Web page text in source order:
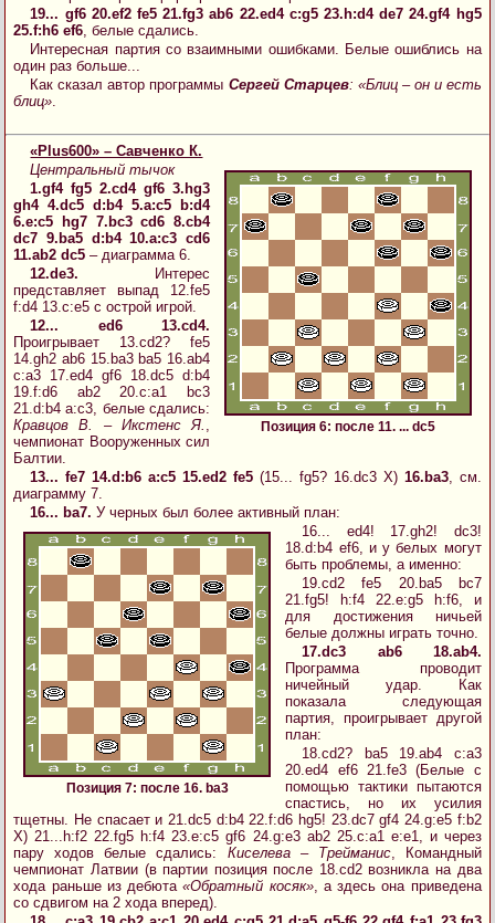
19... gf6 20.ef2 fe5 21.fg3 ab6 22.ed4 c:g5 23.h:d4 de7 24.gf4 hg5
25.f:h6 ef6, белые сдались.
Интересная партия со взаимными ошибками. Белые ошиблись на
один раз больше...
Как сказал автор программы Сергей Старцев: «Блиц – он и есть
блиц».
«Plus600» – Савченко К.
Позиция 6: после 11. ... dc5
Центральный тычок
1.gf4 fg5 2.cd4 gf6 3.hg3
gh4 4.dc5 d:b4 5.a:c5 b:d4
6.e:c5 hg7 7.bc3 cd6 8.cb4
dc7 9.ba5 d:b4 10.a:c3 cd6
11.ab2 dc5 – диаграмма 6.
12.de3. Интерес
представляет выпад 12.fe5
f:d4 13.c:e5 с острой игрой.
12... ed6 13.cd4.
Проигрывает 13.cd2? fe5
14.gh2 ab6 15.ba3 ba5 16.ab4
c:a3 17.ed4 gf6 18.dc5 d:b4
19.f:d6 ab2 20.c:a1 bc3
21.d:b4 a:c3, белые сдались:
Кравцов В. – Икстенс Я. ,
чемпионат Вооруженных сил
Балтии.
13... fe7 14.d:b6 a:c5 15.ed2 fe5 (15... fg5? 16.dc3 X) 16.ba3, см.
диаграмму 7.
16... ba7. У черных был более активный план:
Позиция 7: после 16. ba3
16... ed4! 17.gh2! dc3!
18.d:b4 ef6, и у белых могут
быть проблемы, а именно:
19.cd2 fe5 20.ba5 bc7
21.fg5! h:f4 22.e:g5 h:f6, и
для достижения ничьей
белые должны играть точно.
17.dc3 ab6 18.ab4.
Программа проводит
ничейный удар. Как
показала следующая
партия, проигрывает другой
план:
18.cd2? ba5 19.ab4 c:a3
20.ed4 ef6 21.fe3 (Белые с
помощью тактики пытаются
спастись, но их усилия
тщетны. Не спасает и 21.dc5 d:b4 22.f:d6 hg5! 23.dc7 gf4 24.g:e5 f:b2
X) 21...h:f2 22.fg5 h:f4 23.e:c5 gf6 24.g:e3 ab2 25.c:a1 e:e1, и через
пару ходов белые сдались: Киселева – Трейманис, Командный
чемпионат Латвии (в партии позиция после 18.cd2 возникла на два
хода раньше из дебюта«Обратный косяк», а здесь она приведена
со сдвигом на 2 хода вперед).